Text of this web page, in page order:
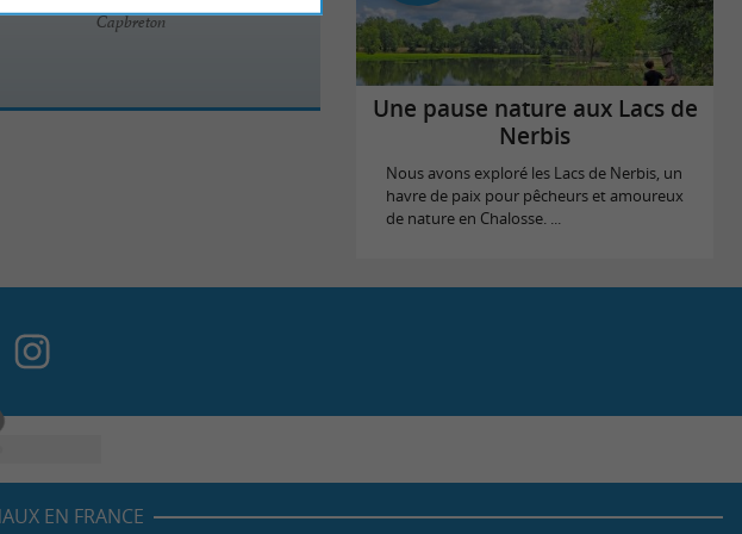
Capbreton
Une pause nature aux Lacs de
Nerbis
Nous avons exploré les Lacs de Nerbis, un
havre de paix pour pêcheurs et amoureux
de nature en Chalosse. ...
EN FRANCE